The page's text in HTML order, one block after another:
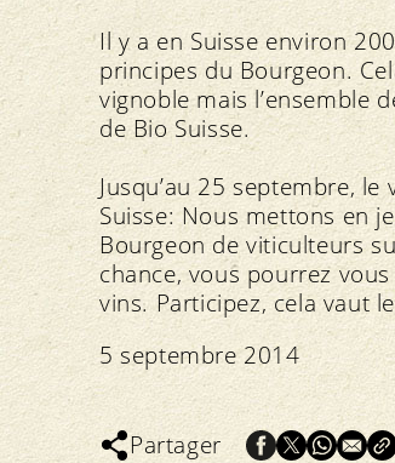
Il y a en Suisse environ
principes du Bourgeon.
vignoble mais l’ensemble
de Bio Suisse.
Jusqu’au 25 septembre,
Suisse: Nous mettons en
Bourgeon de viticulteurs
chance, vous pourrez
vins. Participez, cela vaut
5 septembre 2014
Partager